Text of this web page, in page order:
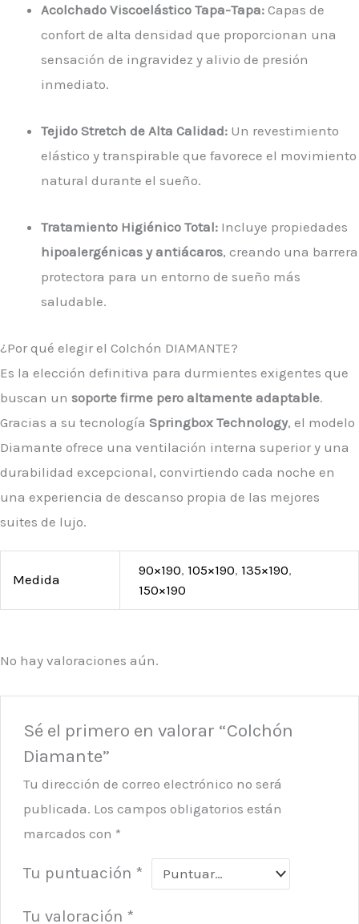
Acolchado Viscoelástico Tapa-Tapa: Capas de
confort de alta densidad que proporcionan una
sensación de ingravidez y alivio de presión
inmediato.
Tejido Stretch de Alta Calidad: Un revestimiento
elástico y transpirable que favorece el movimiento
natural durante el sueño.
Tratamiento Higiénico Total: Incluye propiedades
hipoalergénicas y antiácaros, creando una barrera
protectora para un entorno de sueño más
saludable.
¿Por qué elegir el Colchón DIAMANTE?
Es la elección definitiva para durmientes exigentes que
buscan un soporte firme pero altamente adaptable.
Gracias a su tecnología Springbox Technology, el modelo
Diamante ofrece una ventilación interna superior y una
durabilidad excepcional, convirtiendo cada noche en
una experiencia de descanso propia de las mejores
suites de lujo.
Medida
90×190, 105×190, 135×190,
150×190
No hay valoraciones aún.
Sé el primero en valorar “Colchón
Diamante”
Tu dirección de correo electrónico no será
publicada. Los campos obligatorios están
marcados con *
Tu puntuación *
Tu valoración *